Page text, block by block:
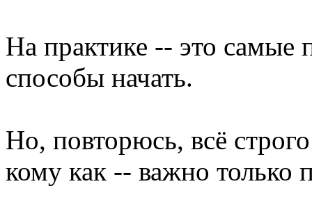
На практике -- это самые
способы начать.
Но, повторюсь, всё
кому как -- важно только